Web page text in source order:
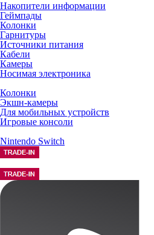
Накопители информации
Геймпады
Колонки
Гарнитуры
Источники питания
Кабели
Камеры
Носимая электроника
Колонки
Экшн-камеры
Для мобильных устройств
Игровые консоли
Nintendo Switch